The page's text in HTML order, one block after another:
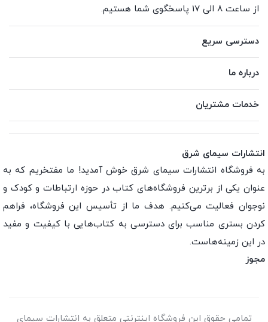
از ساعت 8 الی 17 پاسخگوی شما هستیم.
دسترسی سریع
درباره ما
خدمات مشتریان
انتشارات سیمای شرق
به فروشگاه انتشارات سیمای شرق خوش آمدید! ما مفتخریم که به
عنوان یکی از برترین فروشگاه‌های کتاب در حوزه ارتباطات و کودک و
نوجوان فعالیت می‌کنیم. هدف ما از تأسیس این فروشگاه، فراهم
کردن بستری مناسب برای دسترسی به کتاب‌هایی با کیفیت و مفید
در این زمینه‌هاست.
مجوز
تمامی حقوق این فروشگاه اینترنتی متعلق به انتشارات سیمای